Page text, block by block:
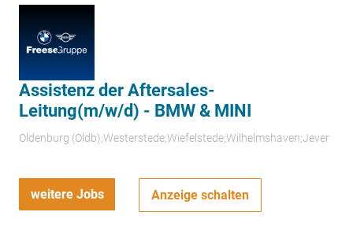
Assistenz der Aftersales-
Leitung(m/w/d) - BMW & MINI
Oldenburg (Oldb);Westerstede;Wiefelstede;Wilhelmshaven;Jever
weitere Jobs Anzeige schalten